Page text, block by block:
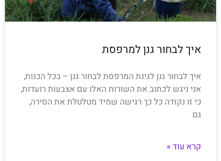
איך לבחור גנן למרפסת
איך לבחור גנן לגינת המרפסת לבחור גנן – בכל הכנות,
אני ניגש לכתוב את השורות האלו עם אצבעות רועדות,
כי זו נקודה כל כך רגישה שמיד מטלטלת את הסירה,
גם
קרא עוד »